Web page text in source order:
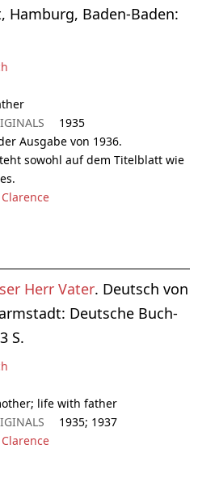
Hamburg, Baden-Baden:
1935
Ausgabe von 1936.
sowohl auf dem Titelblatt wie
Herr Vater. Deutsch von
Deutsche Buch-
S.
life with father
1935; 1937